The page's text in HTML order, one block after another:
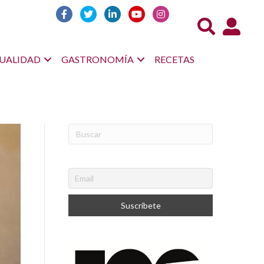
Acceso
GASTRONOMÍA RECETAS